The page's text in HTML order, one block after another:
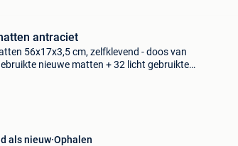
antraciet
56x17x3,5 cm, zelfklevend - doos van
nieuwe matten + 32 licht gebruikte
als nieuw Ophalen